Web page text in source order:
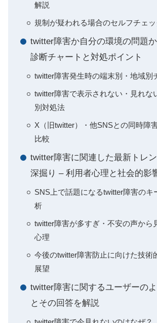
解説
規制が疑われる場合のセルフチェ
twitter障害か自分の環境の問題
診断チャートと対処ポイント
twitter障害発生時の端末別・地域別
twitter障害で表示されない・見れな
別対処法
X（旧twitter）・他SNSとの同時障
比較
twitter障害に関連した最新トレ
深掘り – 利用者心理と社会的影
SNS上で話題になるtwitter障害のキ
析
twitter障害が多すぎ・不安の声から
心理
今後のtwitter障害防止に向けた技術
展望
twitter障害に関するユーザーの
とその回答を解説